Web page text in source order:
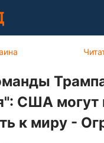
США могут
к миру -